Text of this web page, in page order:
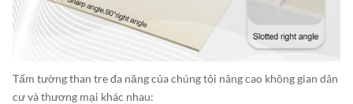
Tấm tường than tre đa năng của chúng tôi nâng cao không gian dân
cư và thương mại khác nhau: